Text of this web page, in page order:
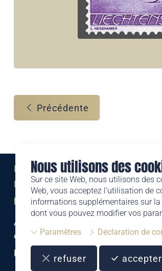
Nous utilisons des
Sur ce site Web, nous utilisons des
Web, vous acceptez l'utilisation de
informations supplémentaires sur
dont vous pouvez modifier vos
Paramètres
Déclaration de
refuser accepter
Précédente
Eine Marke der
Liechtensteinischen Post AG
post.li
Alte Zollstrasse 11
9494 Schaan
Liechtenstein
T +423 399 44 66